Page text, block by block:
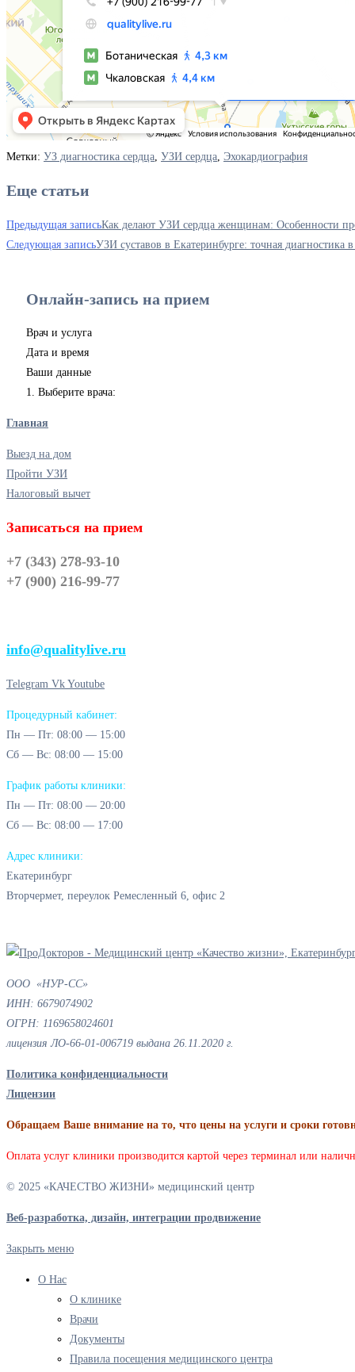
Метки: УЗ диагностика сердца УЗИ сердца Эхокардиография
Еще статьи
Предыдущая записьКак делают УЗИ сердца женщинам: Особенности
Следующая записьУЗИ суставов в Екатеринбурге: точная диагностика
Онлайн-запись на прием
Врач и услуга
Дата и время
Ваши данные
1. Выберите врача:
Главная
Выезд на дом
Пройти УЗИ
Налоговый вычет
Записаться на прием
+7 (343) 278-93-10
+7 (900) 216-99-77
info@qualitylive.ru
Telegram Vk Youtube
Процедурный кабинет:
Пн — Пт: 08:00 — 15:00
Cб — Вс: 08:00 — 15:00
График работы клиники:
Пн — Пт: 08:00 — 20:00
Cб — Вс: 08:00 — 17:00
Адрес клиники:
Екатеринбург
Вторчермет, переулок Ремесленный 6, офис 2
ООО «НУР-СС»
ИНН: 6679074902
ОГРН: 1169658024601
лицензия ЛО-66-01-006719 выдана 26.11.2020 г.
Политика конфиденциальности
Лицензии
Обращаем Ваше внимание на то, что цены на услуги и сроки
Оплата услуг клиники производится картой через терминал или
© 2025 «КАЧЕСТВО ЖИЗНИ» медицинский центр
Веб-разработка, дизайн, интеграции продвижение
Закрыть меню
О Нас
О клинике
Врачи
Документы
Правила посещения медицинского центра